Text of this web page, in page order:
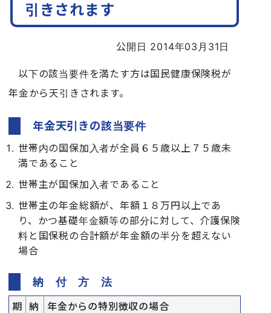
引きされます
公開日 2014年03月31日
以下の該当要件を満たす方は国民健康保険税が
年金から天引きされます。
年金天引きの該当要件
世帯内の国保加入者が全員６５歳以上７５歳未
満であること
世帯主が国保加入者であること
世帯主の年金総額が、年額１８万円以上であ
り、かつ基礎年金額等の部分に対して、介護保険
料と国保税の合計額が年金額の半分を超えない
場合
納 付 方 法
期 納
年金からの特別徴収の場合